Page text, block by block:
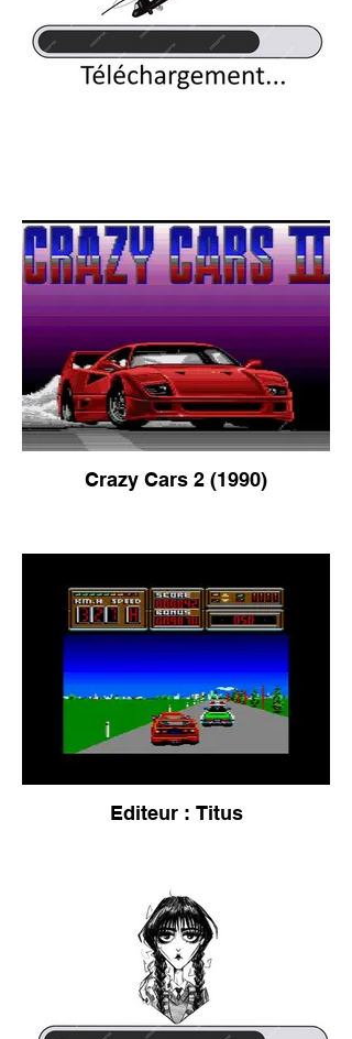
Crazy Cars 2 (1990)
Editeur : Titus